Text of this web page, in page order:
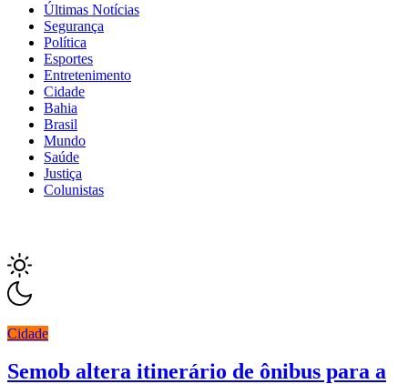
Últimas Notícias
Segurança
Política
Esportes
Entretenimento
Cidade
Bahia
Brasil
Mundo
Saúde
Justiça
Colunistas
Cidade
Semob altera itinerário de ônibus para a